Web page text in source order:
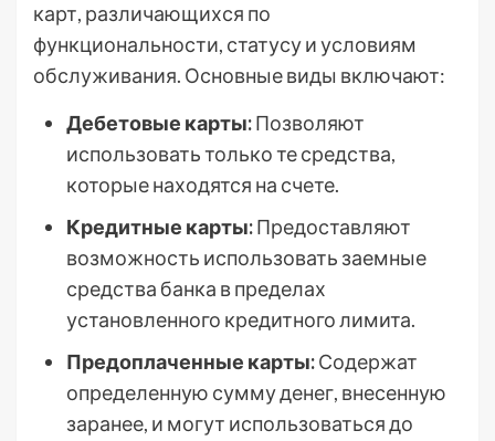
карт, различающихся по
функциональности, статусу и условиям
обслуживания. Основные виды включают:
Дебетовые карты:Позволяют
использовать только те средства,
которые находятся на счете.
Кредитные карты:Предоставляют
возможность использовать заемные
средства банка в пределах
установленного кредитного лимита.
Предоплаченные карты:Содержат
определенную сумму денег, внесенную
заранее, и могут использоваться до